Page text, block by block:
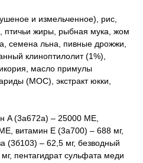
и измельченное), рис,
птичьи жиры, рыбная мука, жом
семена льнa, пивные дрожжи,
клиноптилолит (1%),
масло примулы
(МОС), экстракт юкки,
A (3a672a) – 25000 ME,
витамин E (3a700) – 688 мг,
(3б103) – 62,5 мг, безводный
пентагидрат сульфата меди